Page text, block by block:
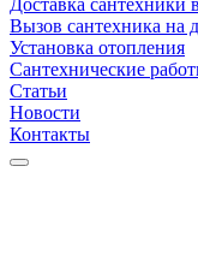
Доставка сантехники
Вызов сантехника на
Установка отопления
Сантехнические
Статьи
Новости
Контакты